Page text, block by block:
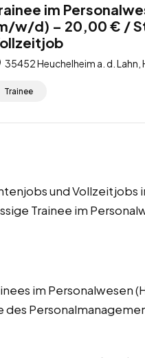
im
w/d) – 20,00 € /
35452 Heuchelheim a. d. Lahn,
Trainee
und Vollzeitjobs
Trainee im
im Personalwesen